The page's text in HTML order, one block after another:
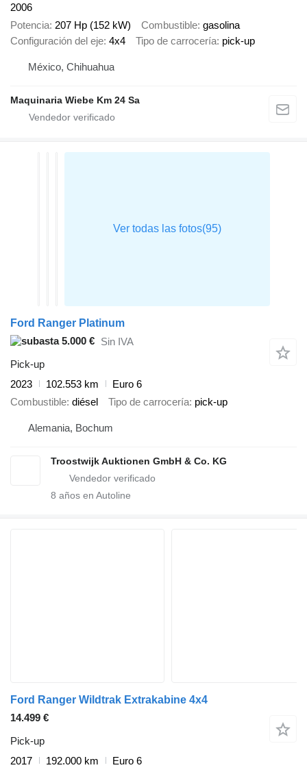
2006
Potencia 207 Hp (152 kW) Combustible gasolina
Configuración del eje 4x4 Tipo de carrocería pick-up
México, Chihuahua
Maquinaria Wiebe Km 24 Sa
Ford Ranger Platinum
5.000 € Sin IVA
Pick-up
2023
102.553 km
Euro 6
Combustible diésel Tipo de carrocería pick-up
Alemania, Bochum
Troostwijk Auktionen GmbH & Co. KG
8 años en Autoline
Ford Ranger Wildtrak Extrakabine 4x4
14.499 €
Pick-up
2017
192.000 km
Euro 6